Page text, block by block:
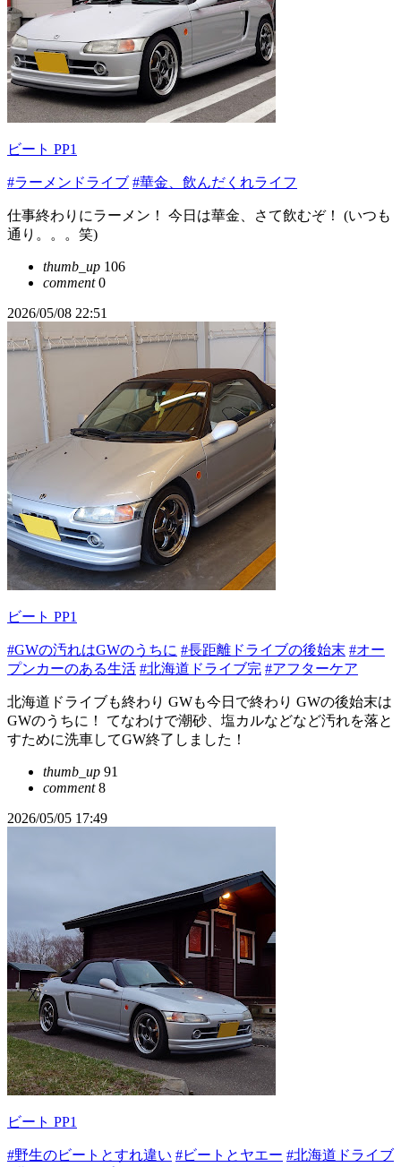
ビート PP1
#ラーメンドライブ #華金、飲んだくれライフ
仕事終わりにラーメン！ 今日は華金、さて飲むぞ！ (いつも
通り。。。笑)
thumb_up 106
comment0
2026/05/08 22:51
ビート PP1
#GWの汚れはGWのうちに #長距離ドライブの後始末 #オー
プンカーのある生活 #北海道ドライブ完 #アフターケア
北海道ドライブも終わり GWも今日で終わり GWの後始末は
GWのうちに！ てなわけで潮砂、塩カルなどなど汚れを落と
すために洗車してGW終了しました！
thumb_up 91
comment8
2026/05/05 17:49
ビート PP1
#野生のビートとすれ違い #ビートとヤエー #北海道ドライブ